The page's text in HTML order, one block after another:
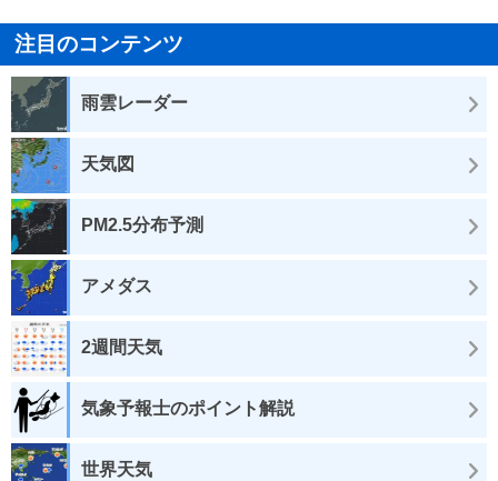
注目のコンテンツ
雨雲レーダー
天気図
PM2.5分布予測
アメダス
2週間天気
気象予報士のポイント解説
世界天気